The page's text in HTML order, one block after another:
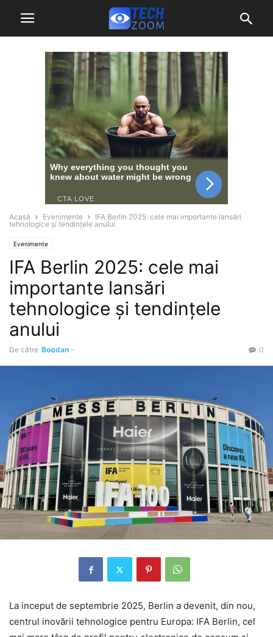
Acasă Evenimente
IFA Berlin 2025: cele mai importante lansări
tehnologice și tendințele anului
Evenimente
IFA Berlin 2025: cele mai
importante lansări
tehnologice și tendințele
anului
De către Bogdan - 0
La inceput de septembrie 2025, Berlin a devenit, din nou,
centrul inovării tehnologice pentru Europa: IFA Berlin, cel